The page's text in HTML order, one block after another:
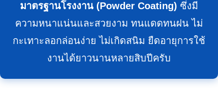
มาตรฐานโรงงาน (Powder Coating) ซึ่งมี
ความหนาแน่นและสวยงาม ทนแดดทนฝน ไม่
กะเทาะลอกล่อนง่าย ไม่เกิดสนิม ยืดอายุการใช้
งานได้ยาวนานหลายสิบปีครับ